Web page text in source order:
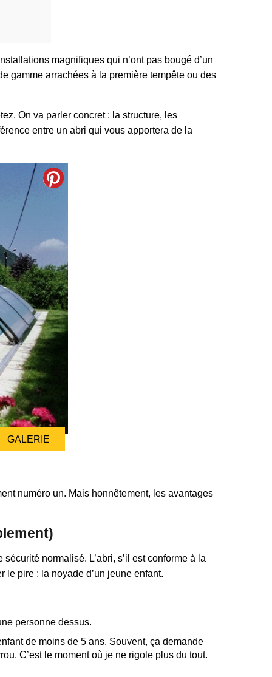
magnifiques qui n’ont pas bougé d’un
gamme arrachées à la première tempête ou des
On va parler concret : la structure, les
entre un abri qui vous apportera de la
GALERIE
numéro un. Mais honnêtement, les avantages
normalisé. L’abri, s’il est conforme à la
le pire : la noyade d’un jeune enfant.
personne dessus.
de moins de 5 ans. Souvent, ça demande
C’est le moment où je ne rigole plus du tout.